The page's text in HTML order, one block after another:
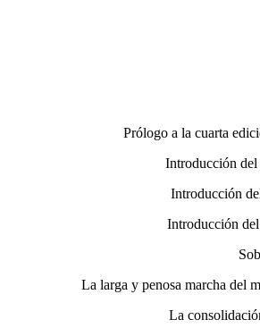
Prólogo a la cuarta
Introducción del
Introducción
Introducción
La larga y penosa marcha del
La